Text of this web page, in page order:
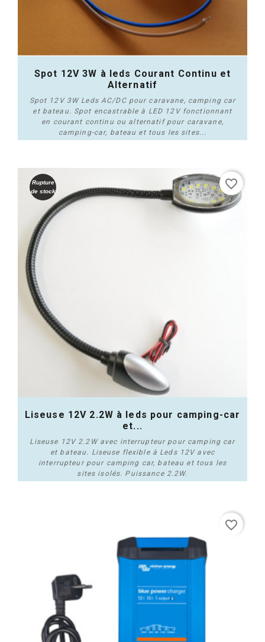
Spot 12V 3W à leds Courant Continu et
Alternatif
Spot 12V 3W Leds AC/DC pour caravane, camping car
et bateau. Spot encastrable à LED 12V fonctionnant
en courant continu ou alternatif pour caravane,
camping-car, bateau et tous les sites...
Rupture
de stock
Liseuse 12V 2.2W à leds pour camping-car
et...
Liseuse 12V 2.2W avec interrupteur pour camping car
et bateau. Liseuse flexible à Leds 12V avec
interrupteur pour camping car, bateau et tous les
sites isolés. Puissance 2.2W.
favorite_border
favorite_border